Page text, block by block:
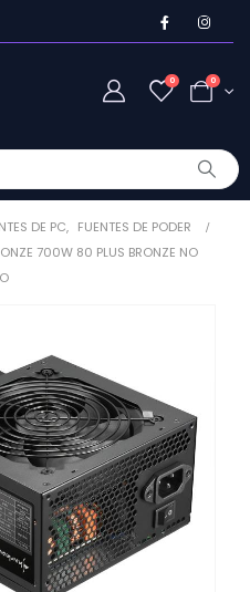
0 0
DE PC, FUENTES DE PODER
700W 80 PLUS BRONZE NO